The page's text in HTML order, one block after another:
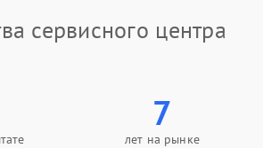
сервисного центра
7
лет на рынке